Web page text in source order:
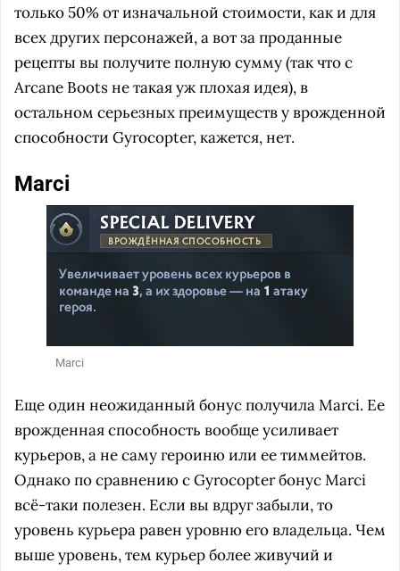
только 50% от изначальной стоимости, как и для
всех других персонажей, а вот за проданные
рецепты вы получите полную сумму (так что с
Arcane Boots не такая уж плохая идея), в
остальном серьезных преимуществ у врожденной
способности Gyrocopter, кажется, нет.
Marci
Marci
Еще один неожиданный бонус получила Marci. Ее
врожденная способность вообще усиливает
курьеров, а не саму героиню или ее тиммейтов.
Однако по сравнению с Gyrocopter бонус Marci
всё-таки полезен. Если вы вдруг забыли, то
уровень курьера равен уровню его владельца. Чем
выше уровень, тем курьер более живучий и